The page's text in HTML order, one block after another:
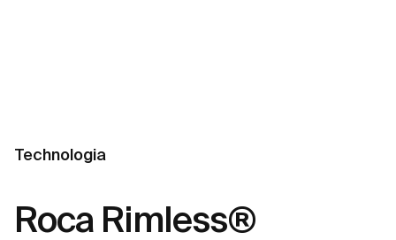
Technologia
Roca Rimless®